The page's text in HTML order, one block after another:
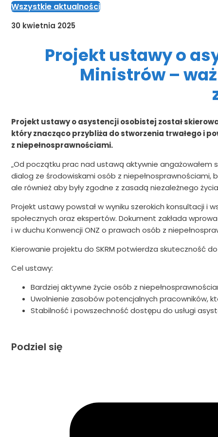
Wszystkie aktualności
30 kwietnia 2025
Projekt ustawy o
Ministrów –
Projekt ustawy o asystencji osobistej został
który znacząco przybliża do stworzenia trwałego i
z niepełnosprawnościami.
„Od początku prac nad ustawą aktywnie angażowałem
dialog ze środowiskami osób z
ale również aby były zgodne z zasadą niezależnego
Projekt ustawy powstał w wyniku szerokich konsultacji i
społecznych oraz ekspertów. Dokument zakłada
i w duchu Konwencji ONZ o prawach osób z
Kierowanie projektu do SKRM potwierdza skuteczność
Cel ustawy:
Bardziej aktywne życie osób z
Uwolnienie zasobów potencjalnych pracowników,
Stabilność i powszechność dostępu do usługi
Podziel się